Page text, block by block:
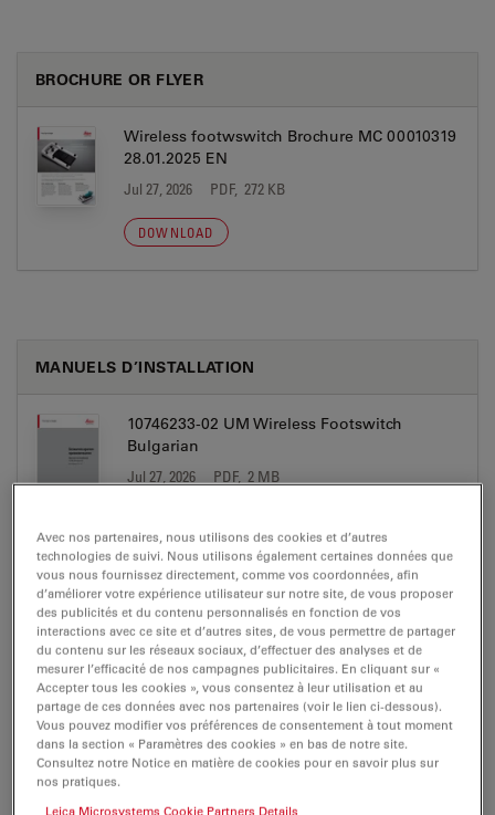
BROCHURE OR FLYER
Wireless footwswitch Brochure MC 00010319
28.01.2025 EN
Jul 27, 2026 PDF, 272 KB
DOWNLOAD
MANUELS D’INSTALLATION
10746233-02 UM Wireless Footswitch
Bulgarian
Jul 27, 2026 PDF, 2 MB
10746233-02 UM Wireless Footswitch
Chinese
Jul 27, 2026 PDF, 2 MB
DOWNLOAD
10746233-02 UM Wireless Footswitch Czech
Avec nos partenaires, nous utilisons des cookies et d’autres
technologies de suivi. Nous utilisons également certaines données que
vous nous fournissez directement, comme vos coordonnées, afin
d’améliorer votre expérience utilisateur sur notre site, de vous proposer
des publicités et du contenu personnalisés en fonction de vos
interactions avec ce site et d’autres sites, de vous permettre de partager
du contenu sur les réseaux sociaux, d’effectuer des analyses et de
mesurer l’efficacité de nos campagnes publicitaires. En cliquant sur «
Accepter tous les cookies », vous consentez à leur utilisation et au
partage de ces données avec nos partenaires (voir le lien ci-dessous).
Vous pouvez modifier vos préférences de consentement à tout moment
dans la section « Paramètres des cookies » en bas de notre site.
Consultez notre Notice en matière de cookies pour en savoir plus sur
nos pratiques.
Leica Microsystems Cookie Partners Details